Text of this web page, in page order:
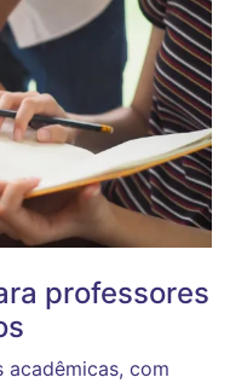
professores
acadêmicas, com